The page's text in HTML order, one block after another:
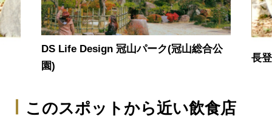
DS Life Design 冠山パーク(冠山総合公
園)
長
このスポットから近い飲食店